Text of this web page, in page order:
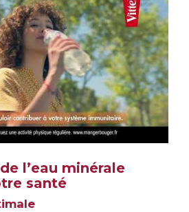
l’eau minérale
santé